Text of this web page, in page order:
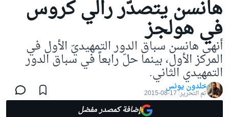
هانسن يتصدّر رالي كروس
في هولجز
أنهى هانسن سباق الدور التمهيديّ الأول في
المركز الأول، بينما حلّ رابعاً في سباق الدور
التمهيدي الثاني.
خلدون يونس
تم التحرير:17-08-2015
إضافة كمصدر مفضل